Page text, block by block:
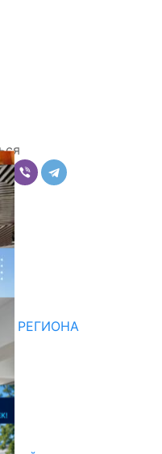
РЕГИОНА